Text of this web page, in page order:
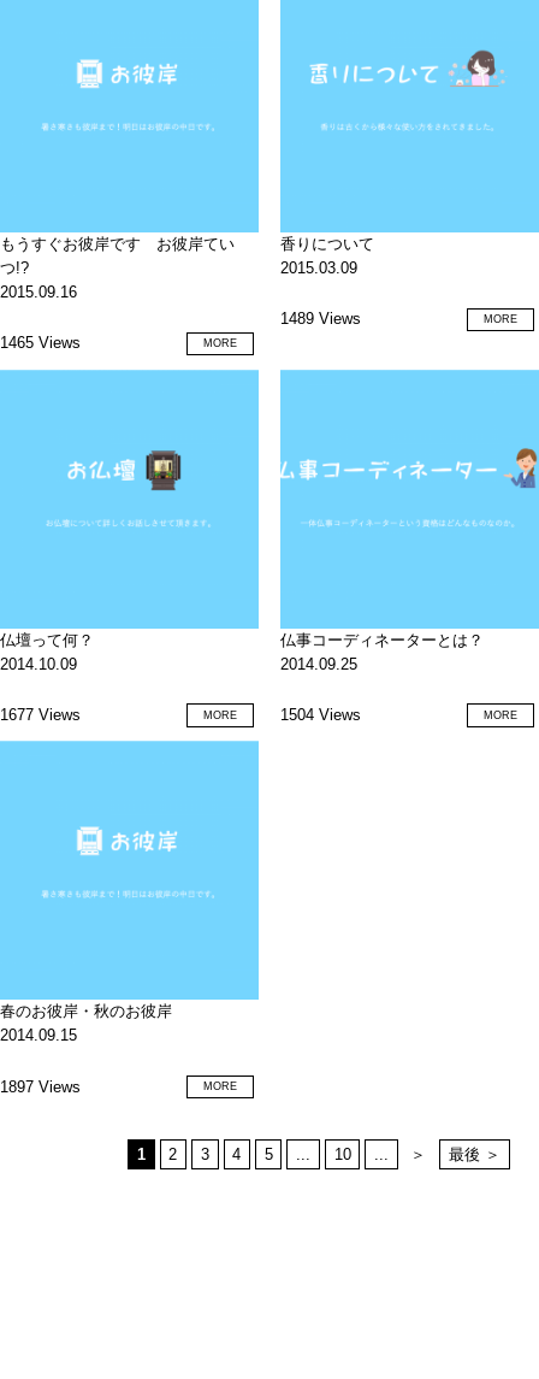
もうすぐお彼岸です お彼岸てい
つ!?
2015.09.16
1465 Views MORE
香りについて
2015.03.09
1489 Views MORE
仏壇って何？
2014.10.09
1677 Views MORE
仏事コーディネーターとは？
2014.09.25
1504 Views MORE
春のお彼岸・秋のお彼岸
2014.09.15
1897 Views MORE
1 2 3 4 5 ... 10 ... ＞ 最後 ＞